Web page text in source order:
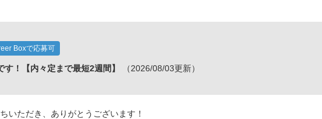
Boxで応募可
！【内々定まで最短2週間】 （2026/08/03更新）
いただき、ありがとうございます！